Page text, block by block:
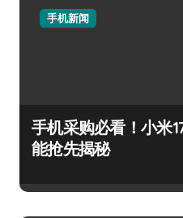
手机新闻
手机采购必看！小米
能抢先揭秘